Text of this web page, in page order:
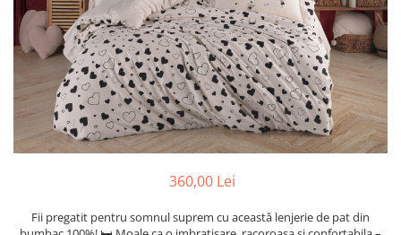
Cearceaf cu elastic
Cearceaf normal
Lenjerii De Pat Creponate
Lenjerii De Pat Bumbac Poplin 2
Persoane
Lenjerii De Pat Bumbac Poplin,
Matlasate, 2 Persoane
Lenjerii De Pat Bumbac Satinat 2
Lenjerii De Pat Volanase
360,00 Lei
Fii pregatit pentru somnul suprem cu această lenjerie de pat din